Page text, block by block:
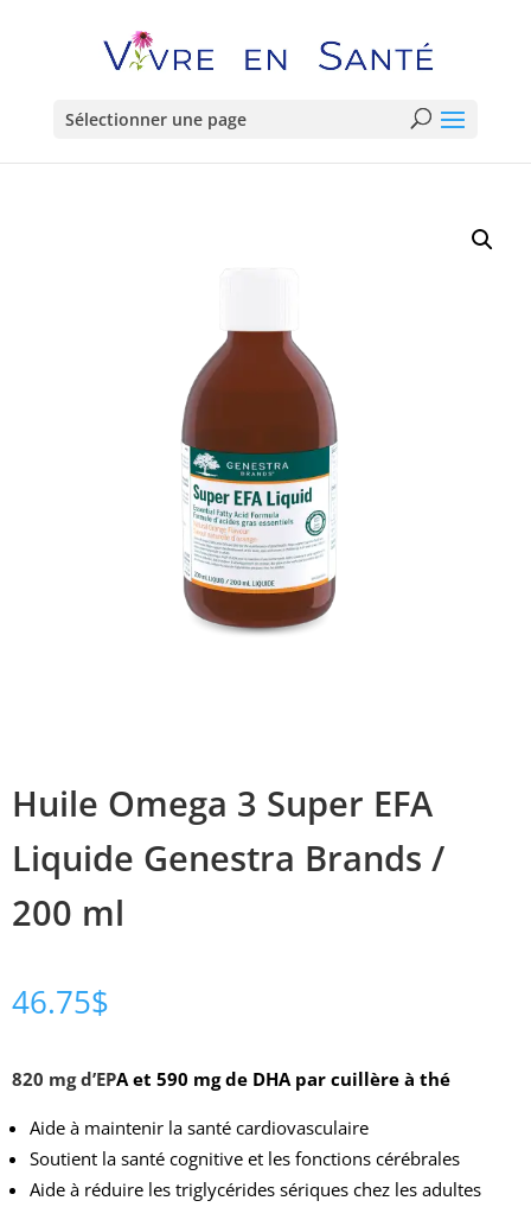
Sélectionner une page
Huile Omega 3 Super EFA
Liquide Genestra Brands /
200 ml
46.75$
820 mg d’EPA et 590 mg de DHA par cuillère à thé
Aide à maintenir la santé cardiovasculaire
Soutient la santé cognitive et les fonctions cérébrales
Aide à réduire les triglycérides sériques chez les adultes